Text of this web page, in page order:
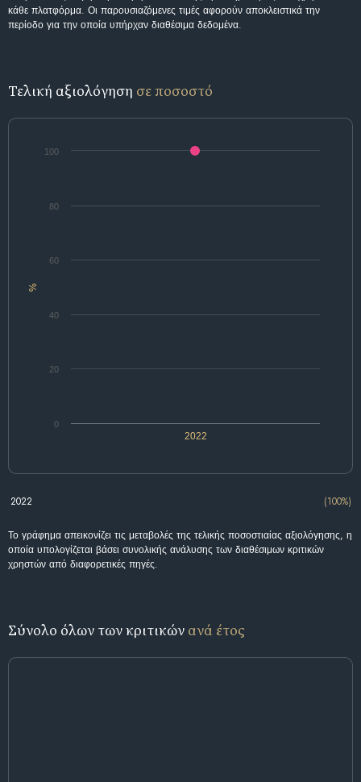
κάθε πλατφόρμα. Οι παρουσιαζόμενες τιμές αφορούν αποκλειστικά την
περίοδο για την οποία υπήρχαν διαθέσιμα δεδομένα.
Τελική αξιολόγηση σε ποσοστό
%
2022
0
20
40
60
80
100
2022 (100%)
Το γράφημα απεικονίζει τις μεταβολές της τελικής ποσοστιαίας αξιολόγησης, η
οποία υπολογίζεται βάσει συνολικής ανάλυσης των διαθέσιμων κριτικών
χρηστών από διαφορετικές πηγές.
Σύνολο όλων των κριτικών ανά έτος